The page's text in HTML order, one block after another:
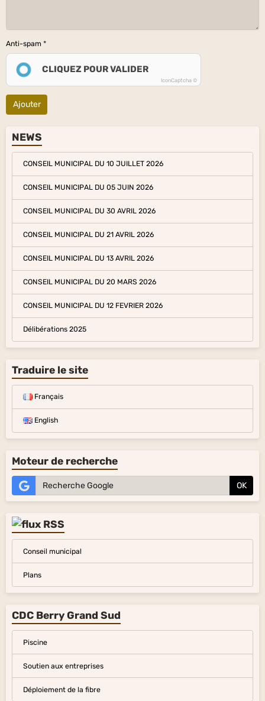
Anti-spam
CLIQUEZ POUR VALIDER
IconCaptcha ©
Ajouter
NEWS
CONSEIL MUNICIPAL DU 10 JUILLET 2026
CONSEIL MUNICIPAL DU 05 JUIN 2026
CONSEIL MUNICIPAL DU 30 AVRIL 2026
CONSEIL MUNICIPAL DU 21 AVRIL 2026
CONSEIL MUNICIPAL DU 13 AVRIL 2026
CONSEIL MUNICIPAL DU 20 MARS 2026
CONSEIL MUNICIPAL DU 12 FEVRIER 2026
Délibérations 2025
Traduire le site
Français
English
Moteur de recherche
OK
Conseil municipal
Plans
CDC Berry Grand Sud
Piscine
Soutien aux entreprises
Déploiement de la fibre